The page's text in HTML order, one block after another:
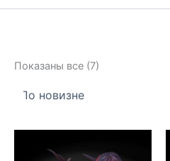
Показаны все (7)